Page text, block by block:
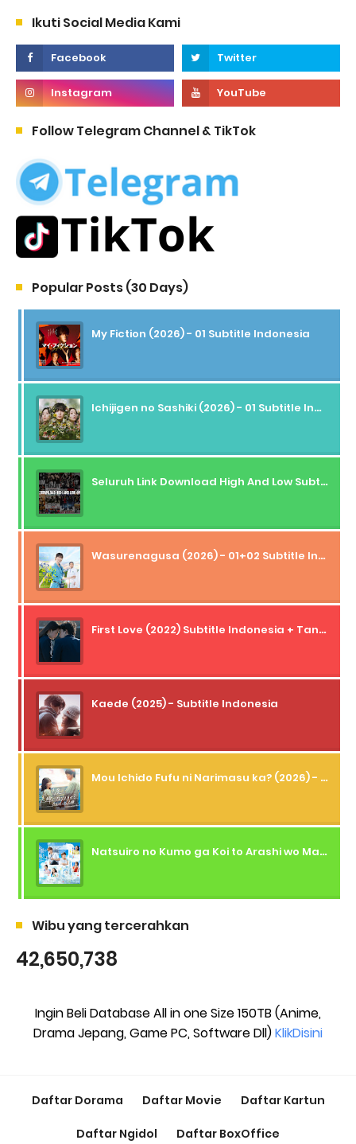
Ikuti Social Media Kami
Follow Telegram Channel & TikTok
Popular Posts (30 Days)
My Fiction (2026) - 01 Subtitle Indonesia
Ichijigen no Sashiki (2026) - 01 Subtitle Indonesia
Seluruh Link Download High And Low Subtitle Indonesia
Wasurenagusa (2026) - 01+02 Subtitle Indonesia
First Love (2022) Subtitle Indonesia + Tanpa Iklan + Streaming + 1080p
Kaede (2025) - Subtitle Indonesia
Mou Ichido Fufu ni Narimasu ka? (2026) - 01 Subtitle Indonesia
Natsuiro no Kumo ga Koi to Arashi wo Makiokosu (2026) - 01 Subtitle Indonesia
Wibu yang tercerahkan
42,650,738
Ingin Beli Database All in one Size 150TB (Anime,
Drama Jepang, Game PC, Software Dll)KlikDisini
Daftar Dorama Daftar Movie Daftar Kartun
Daftar Ngidol Daftar BoxOffice